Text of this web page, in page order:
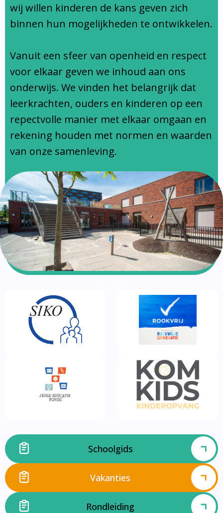
Ondersteuningsprofiel
wij willen kinderen de kans geven zich
binnen hun mogelijkheden te ontwikkelen.
Vanuit een sfeer van openheid en respect
voor elkaar geven we inhoud aan ons
onderwijs. We vinden het belangrijk dat
leerkrachten, ouders en kinderen op een
repectvolle manier met elkaar omgaan en
rekening houden met normen en waarden
van onze samenleving.
Schoolgids
Vakanties
Rondleiding